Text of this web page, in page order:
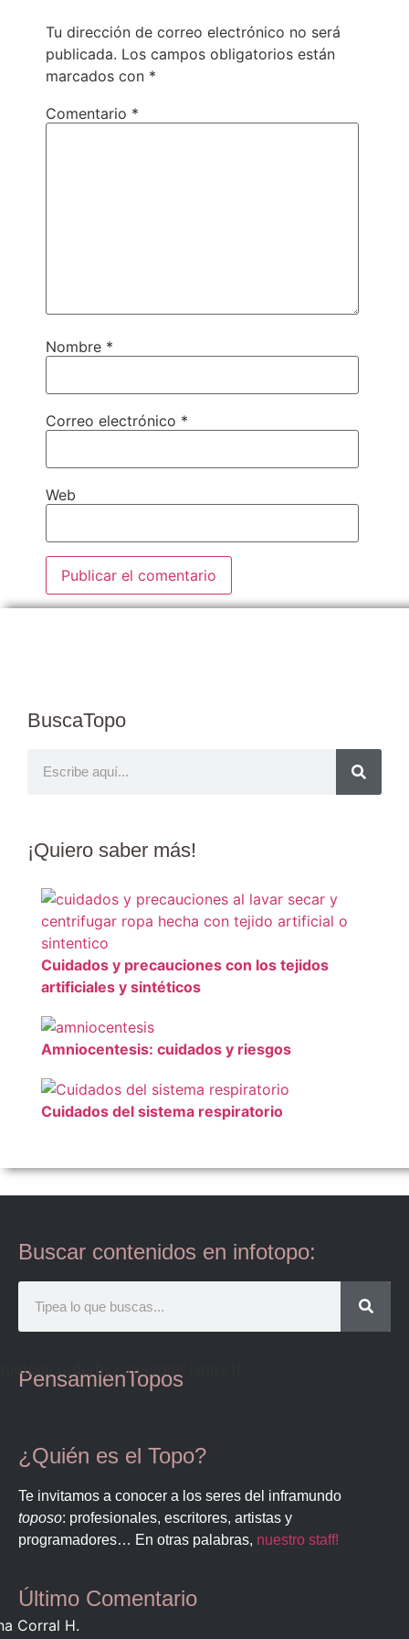
Tu dirección de correo electrónico no será
publicada. Los campos obligatorios están
marcados con *
Comentario *
Nombre *
Correo electrónico *
Web
BuscaTopo
¡Quiero saber más!
Cuidados y precauciones con los tejidos
artificiales y sintéticos
Amniocentesis: cuidados y riesgos
Cuidados del sistema respiratorio
Buscar contenidos en infotopo:
PensamienTopos
orderby="random" limit=1]
¿Quién es el Topo?
Te invitamos a conocer a los seres del inframundo
toposo: profesionales, escritores, artistas y
programadores… En otras palabras, nuestro staff!
Último Comentario
Corral H.